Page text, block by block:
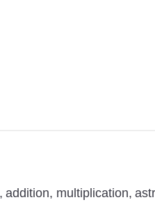
addition multiplication